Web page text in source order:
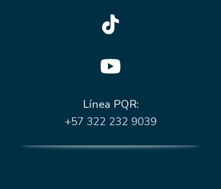
Línea PQR:
+57 322 232 9039